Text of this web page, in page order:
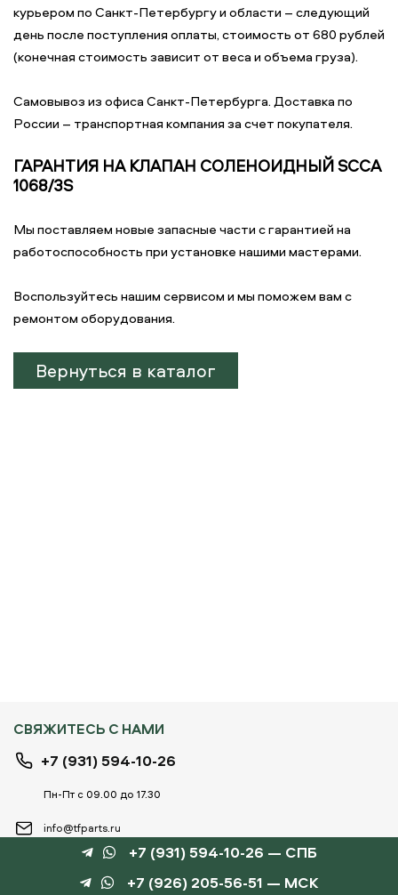
курьером по Санкт-Петербургу и области – следующий
день после поступления оплаты, стоимость от 680 рублей
(конечная стоимость зависит от веса и объема груза).
Самовывоз из офиса Санкт-Петербурга. Доставка по
России – транспортная компания за счет покупателя.
ГАРАНТИЯ НА КЛАПАН СОЛЕНОИДНЫЙ SCCA
1068/3S
Мы поставляем новые запасные части с гарантией на
работоспособность при установке нашими мастерами.
Воспользуйтесь нашим сервисом и мы поможем вам с
ремонтом оборудования.
Вернуться в каталог
СВЯЖИТЕСЬ С НАМИ
+7 (931) 594-10-26
Пн-Пт с 09.00 до 17.30
info@tfparts.ru
+7 (931) 594-10-26 — СПБ
+7 (926) 205-56-51 — МСК